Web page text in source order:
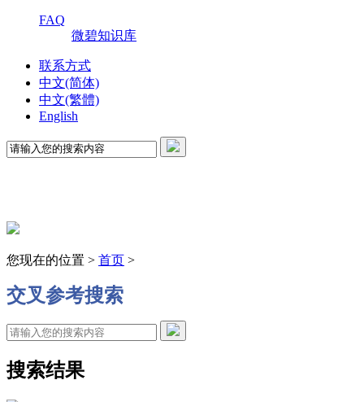
FAQ
微碧知识库
联系方式
中文(简体)
中文(繁體)
English
您现在的位置 > 首页 >
交叉参考搜索
搜索结果